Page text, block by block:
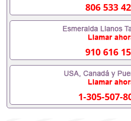
内找工作假的毕业证可以用吗
成绩单可以办学历认证吗
办理什么材料551190476入职事
证会查吗551190476入职国企/
料551190476办理假毕业证在国
毕业证怎么办, 毕业证丢了怎么
办理毕业证,没毕业可以办学历
途辍学、挂科而没有正常毕业
递交材料不齐而被拒之门外
常毕业而导致回国得不到教育
读了,成绩不理想毕不了业怎么
806 533
910 616
1-305-507-